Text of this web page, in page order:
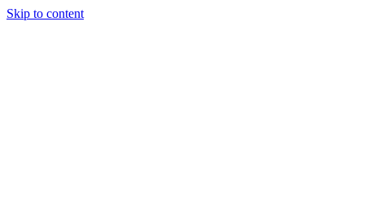
Skip to content